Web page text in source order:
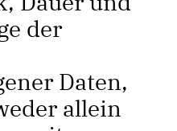
der
Daten,
allein